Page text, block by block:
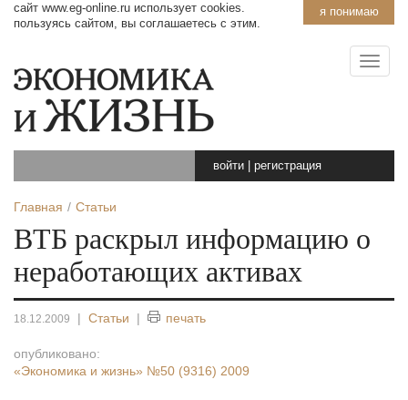
я понимаю
сайт www.eg-online.ru использует cookies.
пользуясь сайтом, вы соглашаетесь с этим.
войти регистрация
Главная Статьи
ВТБ раскрыл информацию о
неработающих активах
18.12.2009 | Статьи | печать
опубликовано:
«Экономика и жизнь» №50 (9316) 2009